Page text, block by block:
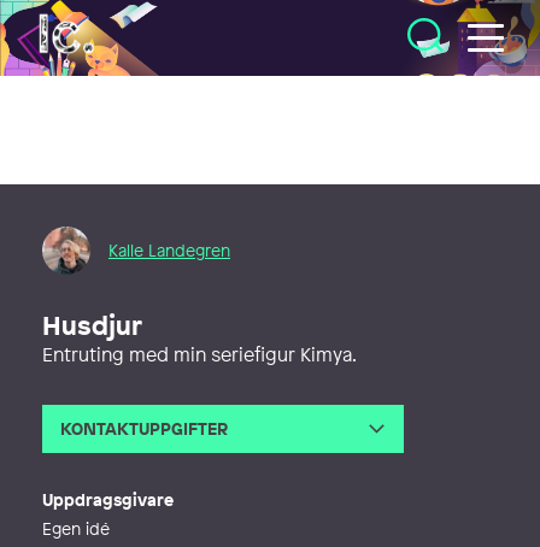
Illustratörcentrum
Kalle Landegren
Husdjur
Entruting med min seriefigur Kimya.
KONTAKTUPPGIFTER
Uppdragsgivare
Egen idé